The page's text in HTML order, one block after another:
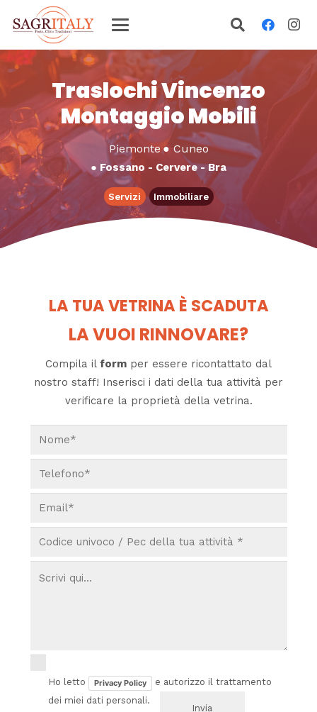
Traslochi Vincenzo
Montaggio Mobili
Piemonte● Cuneo
● Fossano - Cervere - Bra
Servizi Immobiliare
LA TUA VETRINA È SCADUTA
LA VUOI RINNOVARE?
Compila il form per essere ricontattato dal
nostro staff! Inserisci i dati della tua attività per
verificare la proprietà della vetrina.
Ho letto Privacy Policy
e autorizzo il trattamento
dei miei dati personali.